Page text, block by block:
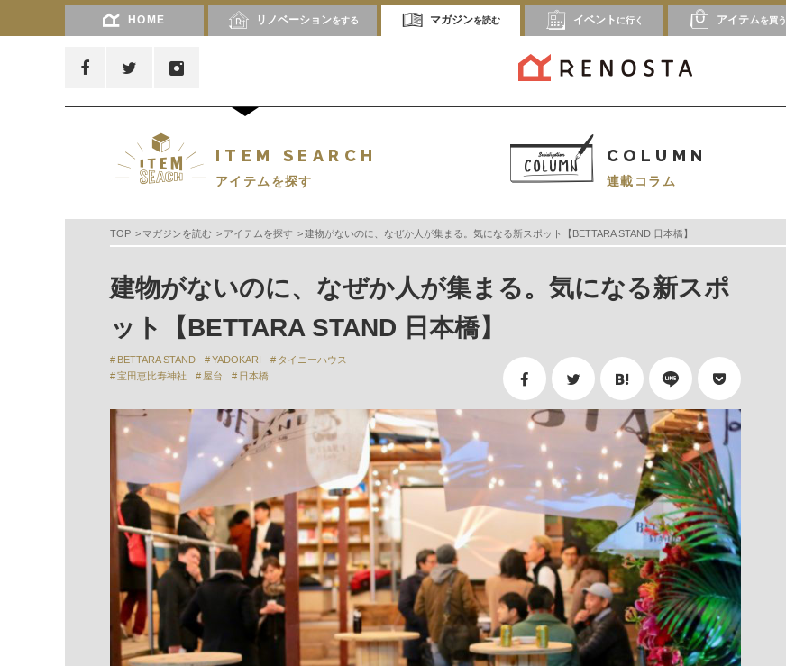
HOME リノベーションをする マガジンを読む イベント に行く アイテムを買う
ITEM SEARCH
アイテムを探す
COLUMN
連載コラム
TOP マガジンを読む アイテムを探す 建物がないのに、なぜか人が集まる。気になる新スポット【BETTARA STAND 日本橋】
建物がないのに、なぜか人が集まる。気になる新スポ
ット【BETTARA STAND 日本橋】
BETTARA STAND YADOKARI
タイニーハウス
宝田恵比寿神社
屋台 日本橋